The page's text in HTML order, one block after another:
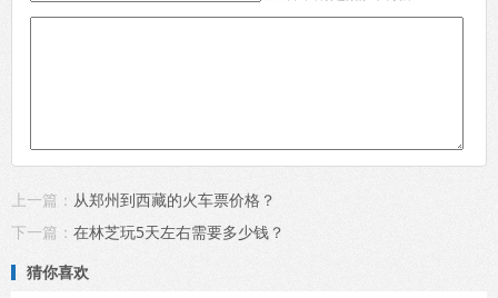
上一篇： 从郑州到西藏的火车票价格？
下一篇： 在林芝玩5天左右需要多少钱？
猜你喜欢